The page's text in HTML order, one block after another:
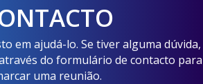
em ajudá-lo. Se tiver alguma dúvida,
do formulário de contacto para
uma reunião.